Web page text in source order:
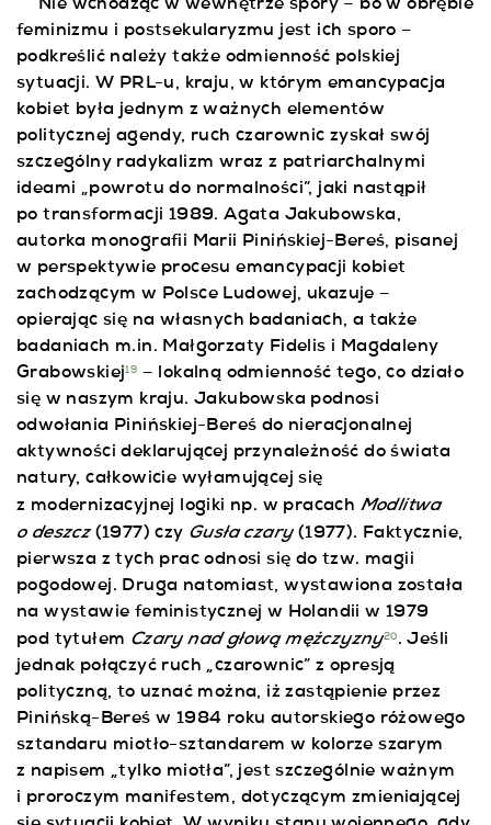
Nie wchodząc w wewnętrze spory – bo w obrębie
feminizmu i postsekularyzmu jest ich sporo –
podkreślić należy także odmienność polskiej
sytuacji. W PRL-u, kraju, w którym emancypacja
kobiet była jednym z ważnych elementów
politycznej agendy, ruch czarownic zyskał swój
szczególny radykalizm wraz z patriarchalnymi
ideami „powrotu do normalności”, jaki nastąpił
po transformacji 1989. Agata Jakubowska,
autorka monografii Marii Pinińskiej-Bereś, pisanej
w perspektywie procesu emancypacji kobiet
zachodzącym w Polsce Ludowej, ukazuje –
opierając się na własnych badaniach, a także
badaniach m.in. Małgorzaty Fidelis i Magdaleny
Grabowskiej19
– lokalną odmienność tego, co działo
się w naszym kraju. Jakubowska podnosi
odwołania Pinińskiej-Bereś do nieracjonalnej
aktywności deklarującej przynależność do świata
natury, całkowicie wyłamującej się
z modernizacyjnej logiki np. w pracach Modlitwa
o deszcz(1977) czy Gusła czary(1977). Faktycznie,
pierwsza z tych prac odnosi się do tzw. magii
pogodowej. Druga natomiast, wystawiona została
na wystawie feministycznej w Holandii w 1979
pod tytułem Czary nad głową mężczyzny20 . Jeśli
jednak połączyć ruch „czarownic” z opresją
polityczną, to uznać można, iż zastąpienie przez
Pinińską-Bereś w 1984 roku autorskiego różowego
sztandaru miotło-sztandarem w kolorze szarym
z napisem „tylko miotła”, jest szczególnie ważnym
i proroczym manifestem, dotyczącym zmieniającej